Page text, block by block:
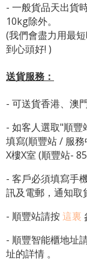
- 一般貨品天出貨
10kg除外。
(我們會盡力用最
到心頭好! )
送貨服務：
- 可送貨香港、澳
- 如客人選取"順豐
填寫(順豐站 / 服務
X樓X室 (順豐站-
- 客戶必須填寫手
訊及電郵，通知取
- 順豐站請按這裏
- 順豐智能櫃地址
址的詳情 。